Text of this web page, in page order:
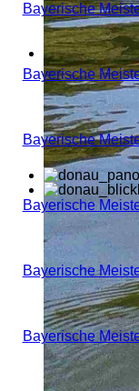
Bayerische
Bayerische
Bayerische
Bayerische
Bayerische
Bayerische